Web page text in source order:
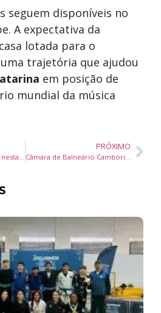
seguem disponíveis no
A expectativa da
lotada para o
trajetória que ajudou
em posição de
mundial da música
Fabuloso Arraiá começa nesta sexta-feira em Itajaí com shows, gastronomia típica e entrada gratuita
PRÓXIMO
Câmara de Balneário Camboriú analisa cinco projetos e votação de crédito de R$ 2,3 milhões nesta quarta-feira